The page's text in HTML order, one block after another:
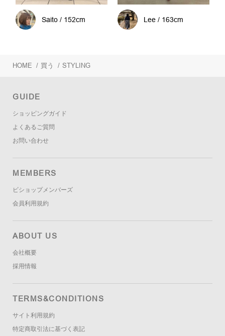
Saito / 152cm Lee / 163cm
HOME / 買う / STYLING
GUIDE
ショッピングガイド
よくあるご質問
お問い合わせ
MEMBERS
ビショップメンバーズ
会員利用規約
ABOUT US
会社概要
採用情報
TERMS&CONDITIONS
サイト利用規約
特定商取引法に基づく表記